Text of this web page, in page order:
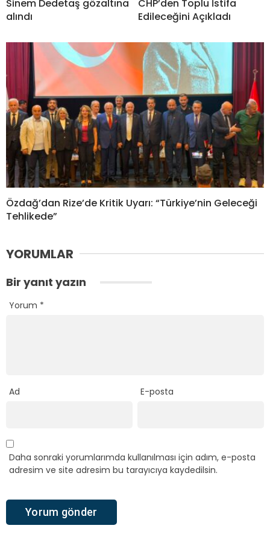
Sinem Dedetaş gözaltına
alındı
CHP’den Toplu İstifa
Edileceğini Açıkladı
Özdağ’dan Rize’de Kritik Uyarı: “Türkiye’nin Geleceği
Tehlikede”
YORUMLAR
Bir yanıt yazın
Yorum *
Ad E-posta
Daha sonraki yorumlarımda kullanılması için adım, e-posta
adresim ve site adresim bu tarayıcıya kaydedilsin.